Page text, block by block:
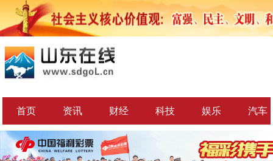
首页 资讯 财经 科技 娱乐 汽车